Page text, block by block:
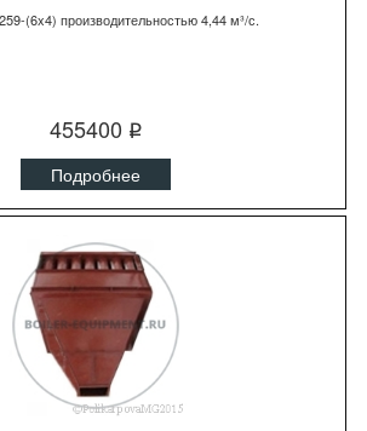
(6x4) производительностью 4,44 м³/с.
455400 q
Подробнее